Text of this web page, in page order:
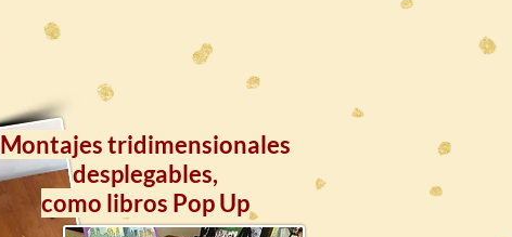
Montajes tridimensionales
desplegables,
como libros Pop Up